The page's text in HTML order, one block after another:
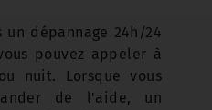
un dépannage 24h/24
pouvez appeler à
nuit. Lorsque vous
de l'aide, un